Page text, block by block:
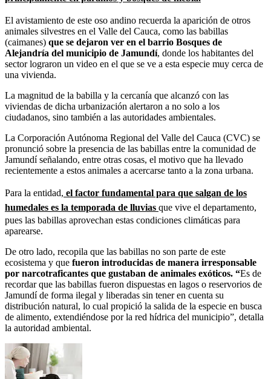
El avistamiento de este oso andino recuerda la aparición de otros
animales silvestres en el Valle del Cauca, como las babillas
(caimanes) que se dejaron ver en el barrio Bosques de
Alejandría del municipio de Jamundí, donde los habitantes del
sector lograron un video en el que se ve a esta especie muy cerca de
una vivienda.
La magnitud de la babilla y la cercanía que alcanzó con las
viviendas de dicha urbanización alertaron a no solo a los
ciudadanos, sino también a las autoridades ambientales.
La Corporación Autónoma Regional del Valle del Cauca (CVC) se
pronunció sobre la presencia de las babillas entre la comunidad de
Jamundí señalando, entre otras cosas, el motivo que ha llevado
recientemente a estos animales a acercarse tanto a la zona urbana.
Para la entidad, el factor fundamental para que salgan de los
humedales es la temporada de lluvias que vive el departamento,
pues las babillas aprovechan estas condiciones climáticas para
aparearse.
De otro lado, recopila que las babillas no son parte de este
ecosistema y que fueron introducidas de manera irresponsable
por narcotraficantes que gustaban de animales exóticos. “Es de
recordar que las babillas fueron dispuestas en lagos o reservorios de
Jamundí de forma ilegal y liberadas sin tener en cuenta su
distribución natural, lo cual propició la salida de la especie en busca
de alimento, extendiéndose por la red hídrica del municipio”, detalla
la autoridad ambiental.